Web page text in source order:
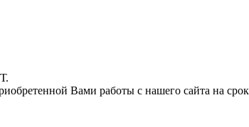
Вами работы с нашего сайта на